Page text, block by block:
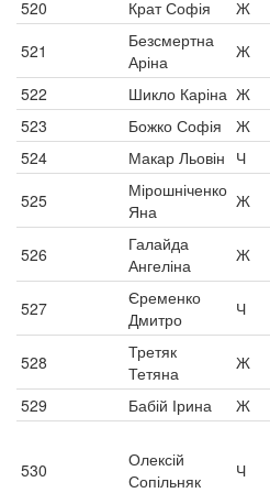
520
Крат Софія Ж
521
Безсмертна
Аріна
Ж
522
Шикло Каріна Ж
523
Божко Софія Ж
524
Макар Льовін Ч
525
Мірошніченко
Яна
Ж
526
Галайда
Ангеліна
Ж
527
Єременко
Дмитро
Ч
528
Третяк
Тетяна
Ж
529
Бабій Ірина Ж
530
Олексій
Сопільняк
Ч